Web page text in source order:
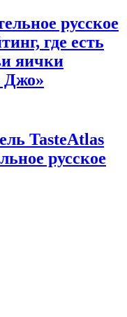
русское
где есть
яички
Джо»
TasteAtlas
русское